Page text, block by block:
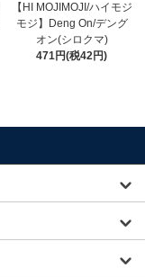
【HI MOJIMOJI/ハイモジ
モジ】Deng On/デング
オン(シロクマ)
471円(税42円)